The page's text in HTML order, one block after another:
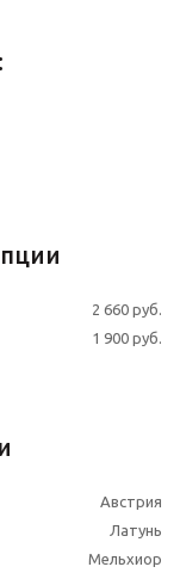
2 660 руб.
1 900 руб.
Австрия
Латунь
Мельхиор